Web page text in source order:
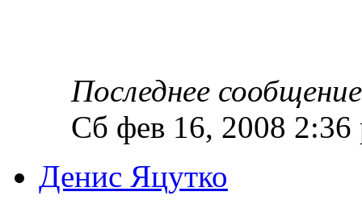
Последнее
Сб фев 16, 2008 2:36
Денис Яцутко